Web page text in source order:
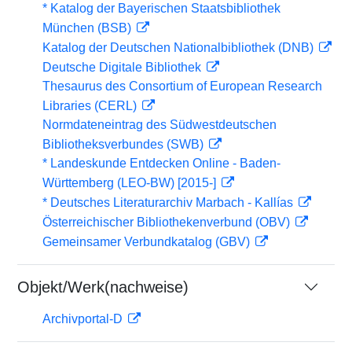
* Katalog der Bayerischen Staatsbibliothek
München (BSB)
Katalog der Deutschen Nationalbibliothek (DNB)
Deutsche Digitale Bibliothek
Thesaurus des Consortium of European Research
Libraries (CERL)
Normdateneintrag des Südwestdeutschen
Bibliotheksverbundes (SWB)
* Landeskunde Entdecken Online - Baden-
Württemberg (LEO-BW) [2015-]
* Deutsches Literaturarchiv Marbach - Kallías
Österreichischer Bibliothekenverbund (OBV)
Gemeinsamer Verbundkatalog (GBV)
Objekt/Werk(nachweise)
Archivportal-D